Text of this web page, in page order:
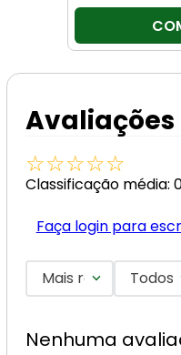
Avaliações
☆☆☆☆☆
Classificação média:
Faça login para
Mais recentesTodos
Nenhuma